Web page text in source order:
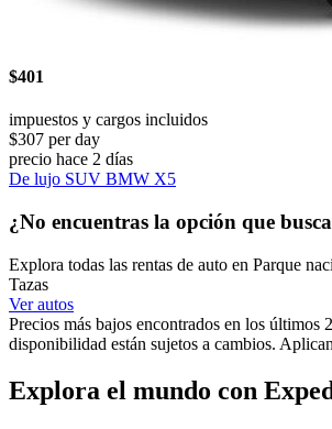
$401
impuestos y cargos incluidos
$307 per day
precio hace 2 días
De lujo SUV BMW X5
¿No encuentras la opción que
Explora todas las rentas de auto en Parque
Tazas
Ver autos
Precios más bajos encontrados en los últimos
disponibilidad están sujetos a cambios.
Explora el mundo con